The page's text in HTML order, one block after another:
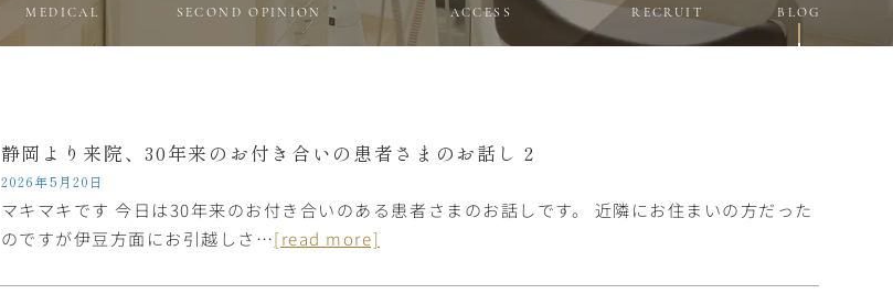
MEDICAL SECOND OPINION ACCESS RECRUIT BLOG
静岡より来院、30年来のお付き合いの患者さまのお話し 2
2026年5月20日
マキマキです 今日は30年来のお付き合いのある患者さまのお話しです。 近隣にお住まいの方だった
のですが伊豆方面にお引越しさ…[read more]